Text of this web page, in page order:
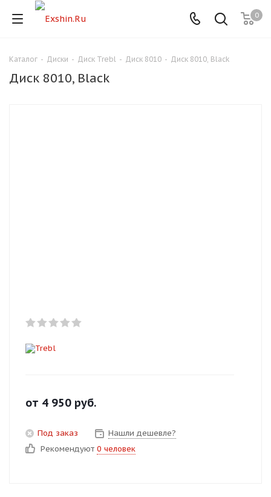
0
Каталог - Диски - Диск Trebl - Диск 8010 - Диск 8010, Black
Диск 8010, Black
от 4 950 руб.
Под заказ
Нашли дешевле?
Рекомендуют 0 человек
Для клиентов всех банков
Оплачивайте сегодня только
Получайте товар
Оставшиеся75% будут